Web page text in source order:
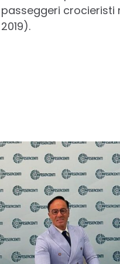
passeggeri crocieristi
2019).